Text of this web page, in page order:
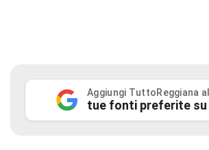
Aggiungi TuttoReggiana
tue fonti preferite su